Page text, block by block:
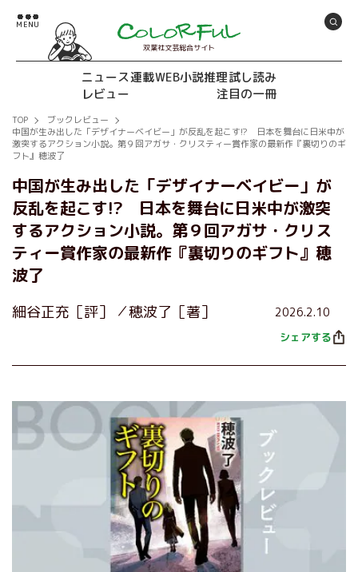
双葉社文芸総合サイト
ニュース連載WEB小説推理試し読み
レビュー
注目の一冊
TOP
ブックレビュー
中国が生み出した「デザイナーベイビー」が反乱を起こす!? 日本を舞台に日米中が
激突するアクション小説。第９回アガサ・クリスティー賞作家の最新作『裏切りのギ
フト』穂波了
中国が生み出した「デザイナーベイビー」が
反乱を起こす!? 日本を舞台に日米中が激突
するアクション小説。第９回アガサ・クリス
ティー賞作家の最新作『裏切りのギフト』穂
波了
細谷正充［評］ 穂波了［著］ 2026.2.10
シェアする